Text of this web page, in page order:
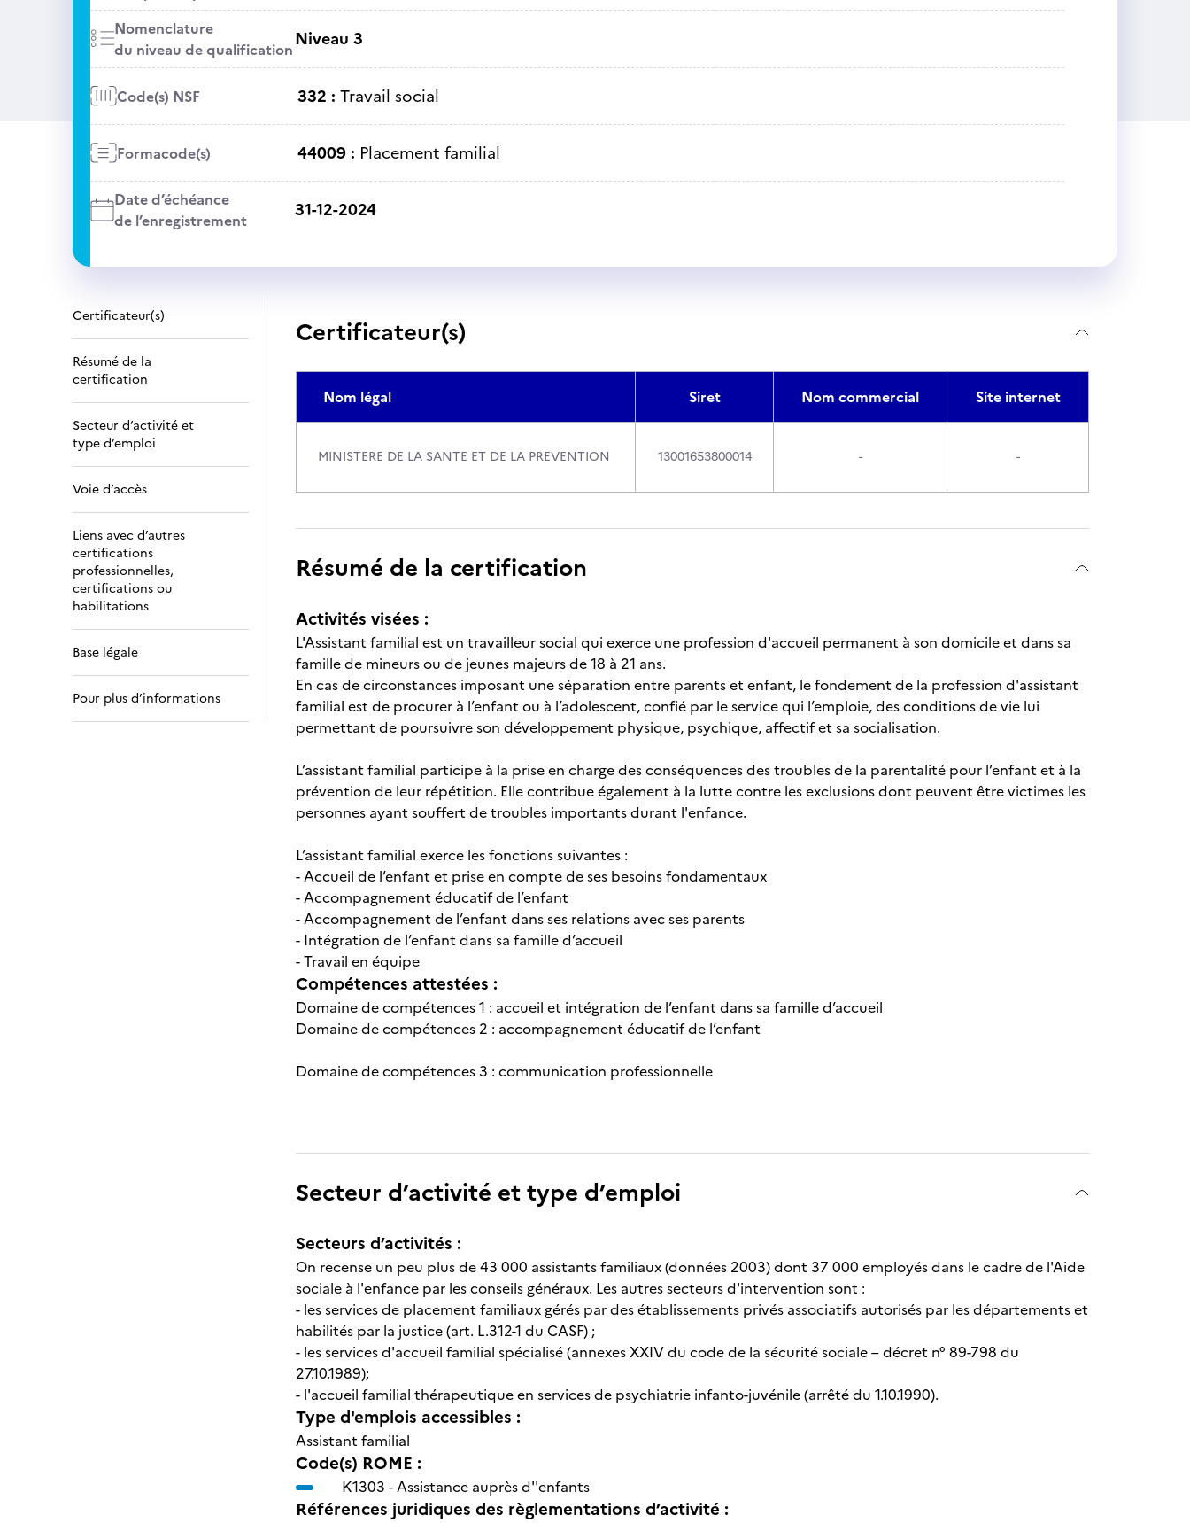
Nomenclature
du niveau de qualificationNiveau 3
Code(s) NSF 332 : Travail social
Formacode(s) 44009 : Placement familial
Date d’échéance
de l’enregistrement
31-12-2024
Certificateur(s)
Résumé de la
certification
Secteur d’activité et
type d’emploi
Voie d’accès
Liens avec d’autres
certifications
professionnelles,
certifications ou
habilitations
Base légale
Pour plus d’informations
Certificateur(s)
Nom légal Siret Nom commercial Site internet
MINISTERE DE LA SANTE ET DE LA PREVENTION 13001653800014 - -
Résumé de la certification
Activités visées :
L'Assistant familial est un travailleur social qui exerce une profession d'accueil permanent à son domicile et dans sa
famille de mineurs ou de jeunes majeurs de 18 à 21 ans.
En cas de circonstances imposant une séparation entre parents et enfant, le fondement de la profession d'assistant
familial est de procurer à l’enfant ou à l’adolescent, confié par le service qui l’emploie, des conditions de vie lui
permettant de poursuivre son développement physique, psychique, affectif et sa socialisation.
L’assistant familial participe à la prise en charge des conséquences des troubles de la parentalité pour l’enfant et à la
prévention de leur répétition. Elle contribue également à la lutte contre les exclusions dont peuvent être victimes les
personnes ayant souffert de troubles importants durant l'enfance.
L’assistant familial exerce les fonctions suivantes :
- Accueil de l’enfant et prise en compte de ses besoins fondamentaux
- Accompagnement éducatif de l’enfant
- Accompagnement de l’enfant dans ses relations avec ses parents
- Intégration de l’enfant dans sa famille d’accueil
- Travail en équipe
Compétences attestées :
Domaine de compétences 1 : accueil et intégration de l’enfant dans sa famille d’accueil
Domaine de compétences 2 : accompagnement éducatif de l’enfant
Domaine de compétences 3 : communication professionnelle
Secteur d’activité et type d’emploi
Secteurs d’activités :
On recense un peu plus de 43 000 assistants familiaux (données 2003) dont 37 000 employés dans le cadre de l'Aide
sociale à l'enfance par les conseils généraux. Les autres secteurs d'intervention sont :
- les services de placement familiaux gérés par des établissements privés associatifs autorisés par les départements et
habilités par la justice (art. L.312-1 du CASF) ;
- les services d'accueil familial spécialisé (annexes XXIV du code de la sécurité sociale – décret n° 89-798 du
27.10.1989);
- l'accueil familial thérapeutique en services de psychiatrie infanto-juvénile (arrêté du 1.10.1990).
Type d'emplois accessibles :
Assistant familial
Code(s) ROME :
K1303 -Assistance auprès d''enfants
Références juridiques des règlementations d’activité :